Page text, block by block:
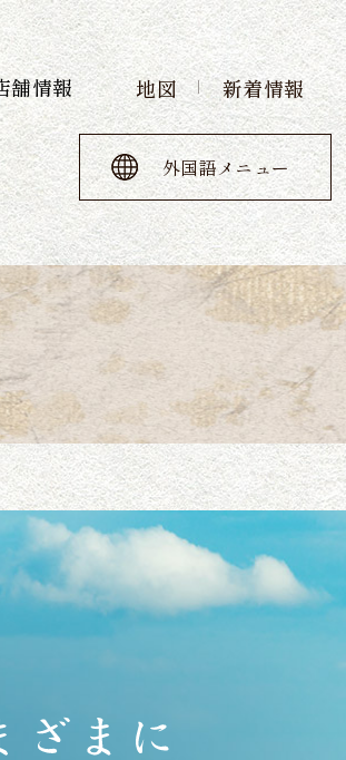
舗情報 地図 新着情報
外国語メニュー